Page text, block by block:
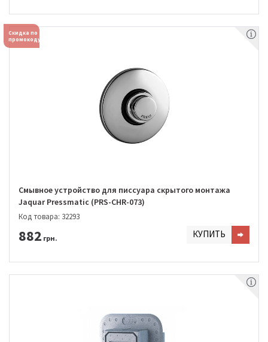
Скидка по
промокоду
Смывное устройство для писсуара скрытого монтажа
Jaquar Pressmatic (PRS-CHR-073)
Код товара: 32293
882 грн. КУПИТЬ